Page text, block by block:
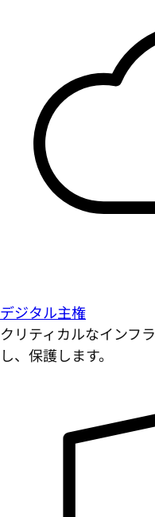
デジタル主権
クリティカルなインフ
し、保護します。